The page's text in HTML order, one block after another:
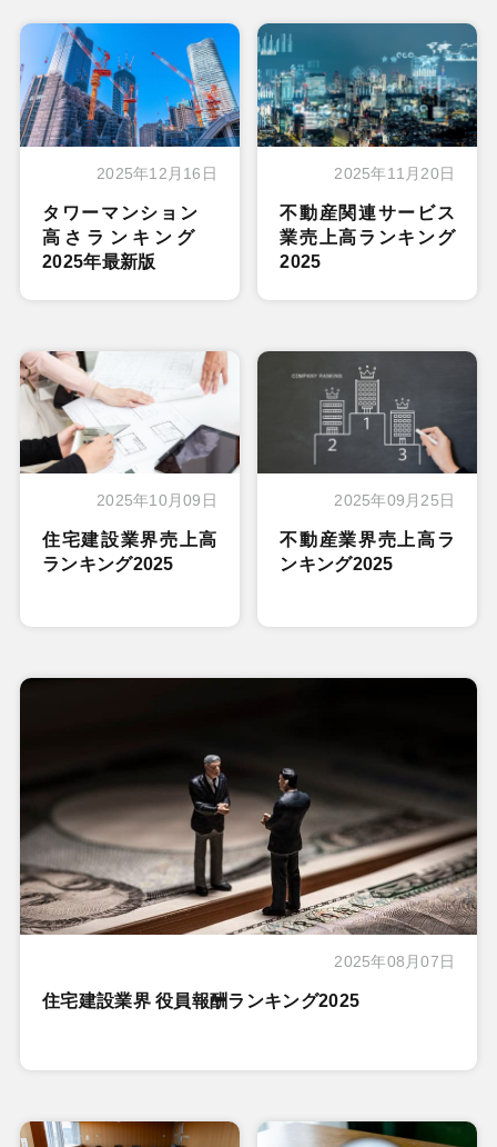
2025年12月16日
タワーマンション
高さランキング
2025年最新版
2025年11月20日
不動産関連サービス
業売上高ランキング
2025
2025年10月09日
住宅建設業界売上高
ランキング2025
2025年09月25日
不動産業界売上高ラ
ンキング2025
2025年08月07日
住宅建設業界 役員報酬ランキング2025